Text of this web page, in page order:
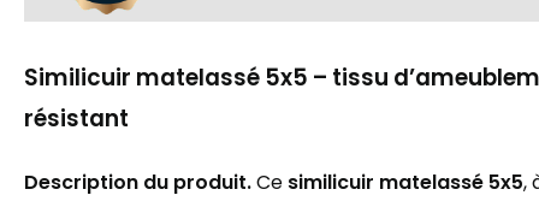
Similicuir matelassé 5x5 – tissu
résistant
Description du produit.Ce similicuir matelassé 5x5,